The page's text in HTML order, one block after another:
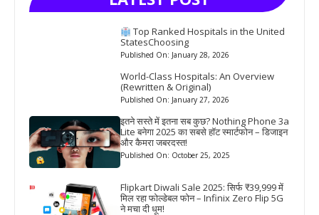
Top Ranked Hospitals in the United
StatesChoosing
Published On: January 28, 2026
World-Class Hospitals: An Overview
(Rewritten & Original)
Published On: January 27, 2026
इतने सस्ते में इतना सब कुछ? Nothing Phone 3a
Lite बनेगा 2025 का सबसे हॉट स्मार्टफोन – डिजाइन
और कैमरा जबरदस्त!
Published On: October 25, 2025
Flipkart Diwali Sale 2025: सिर्फ ₹39,999 में
मिल रहा फोल्डेबल फोन – Infinix Zero Flip 5G
ने मचा दी धूम!